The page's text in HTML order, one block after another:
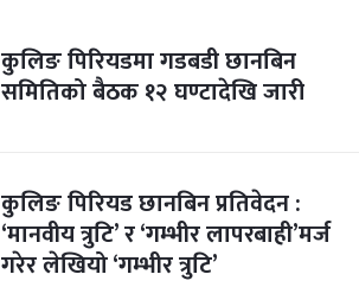
कुलिङ पिरियडमा गडबडी छानबिन
समितिको बैठक १२ घण्टादेखि जारी
कुलिङ पिरियड छानबिन प्रतिवेदन :
‘मानवीय त्रुटि’ र ‘गम्भीर लापरबाही’मर्ज
गरेर लेखियो ‘गम्भीर त्रुटि’